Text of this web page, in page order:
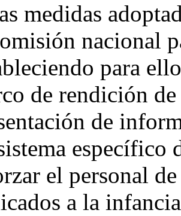
medidas
nacional
para
de rendición
de
específico
el personal
a la